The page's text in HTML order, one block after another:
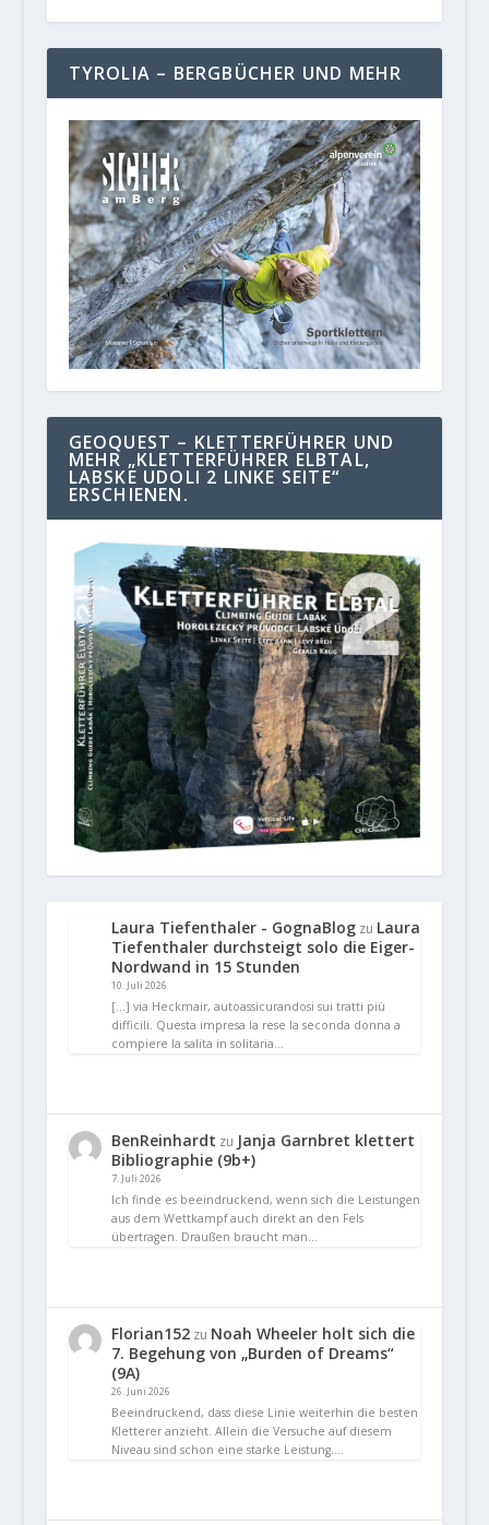
TYROLIA – BERGBÜCHER UND MEHR
GEOQUEST – KLETTERFÜHRER UND
MEHR „KLETTERFÜHRER ELBTAL,
LABSKE UDOLI 2 LINKE SEITE“
ERSCHIENEN.
Laura Tiefenthaler - GognaBlogzu Laura
Tiefenthaler durchsteigt solo die Eiger-
Nordwand in 15 Stunden
10. Juli 2026
[…] via Heckmair, autoassicurandosi sui tratti più
difficili. Questa impresa la rese la seconda donna a
compiere la salita in solitaria…
BenReinhardt zu Janja Garnbret klettert
Bibliographie (9b+)
7. Juli 2026
Ich finde es beeindruckend, wenn sich die Leistungen
aus dem Wettkampf auch direkt an den Fels
übertragen. Draußen braucht man…
Florian152zu Noah Wheeler holt sich die
7. Begehung von „Burden of Dreams“
(9A)
26. Juni 2026
Beeindruckend, dass diese Linie weiterhin die besten
Kletterer anzieht. Allein die Versuche auf diesem
Niveau sind schon eine starke Leistung.…